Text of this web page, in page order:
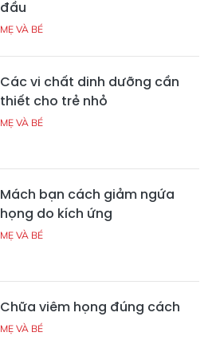
đầu
MẸ VÀ BÉ
Các vi chất dinh dưỡng cần
thiết cho trẻ nhỏ
MẸ VÀ BÉ
Mách bạn cách giảm ngứa
họng do kích ứng
MẸ VÀ BÉ
Chữa viêm họng đúng cách
MẸ VÀ BÉ